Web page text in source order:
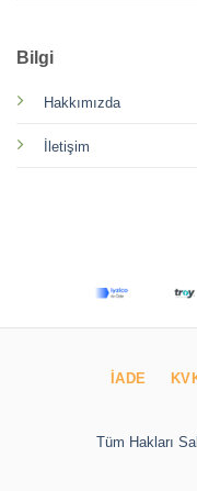
Bilgi
Hakkımızda
İletişim
İADE
Tüm Hakları